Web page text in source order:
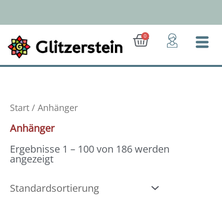
springen
0
Warenkorb
Start / Anhänger
Anhänger
Ergebnisse 1 – 100 von 186 werden
angezeigt